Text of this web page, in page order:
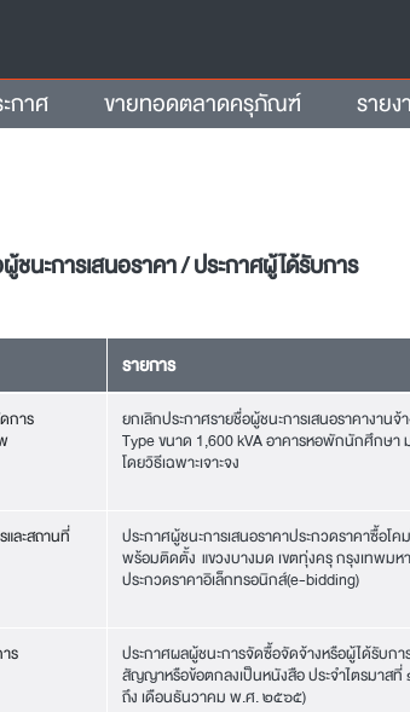
กาศ ขายทอดตลาดครุภัณฑ์ ราย
ชนะการเสนอราคา / ประกาศผู้ได้รับการ
รายการ
การ
ยกเลิกประกาศรายชื่อผู้ชนะการเสนอราคางาน
Type ขนาด 1,600 kVA อาคารหอพักนักศึกษา
โดยวิธีเฉพาะเจาะจง
ละสถานที่
ประกาศผู้ชนะการเสนอราคาประกวดราคาซื้อโ
พร้อมติดตั้ง แขวงบางมด เขตทุ่งครุ กรุงเทพม
ประกวดราคาอิเล็กทรอนิกส์(e-bidding)
ร
ประกาศผลผู้ชนะการจัดซื้อจัดจ้างหรือผู้ได้รับกา
สัญญาหรือข้อตกลงเป็นหนังสือ ประจำไตรมาส
ถึง เดือนธันวาคม พ.ศ. ๒๕๖๕)